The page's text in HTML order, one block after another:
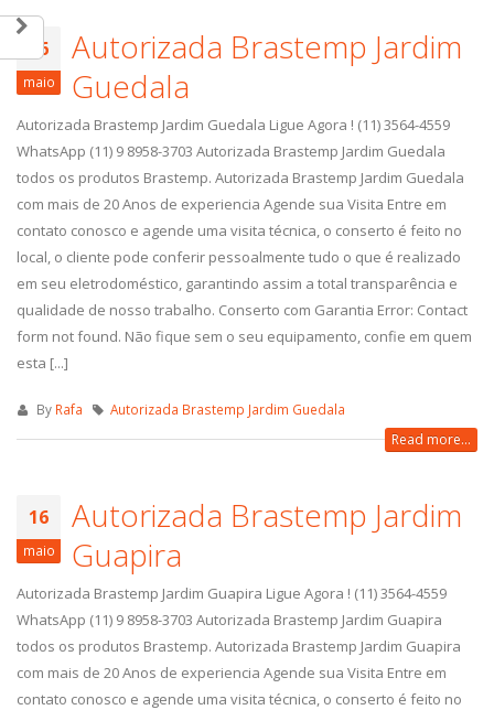
16
maio
Autorizada Brastemp Jardim
Guedala
Autorizada Brastemp Jardim Guedala Ligue Agora ! (11) 3564-4559
WhatsApp (11) 9 8958-3703 Autorizada Brastemp Jardim Guedala
todos os produtos Brastemp. Autorizada Brastemp Jardim Guedala
com mais de 20 Anos de experiencia Agende sua Visita Entre em
contato conosco e agende uma visita técnica, o conserto é feito no
local, o cliente pode conferir pessoalmente tudo o que é realizado
em seu eletrodoméstico, garantindo assim a total transparência e
qualidade de nosso trabalho. Conserto com Garantia Error: Contact
form not found. Não fique sem o seu equipamento, confie em quem
esta [...]
By Rafa Autorizada Brastemp Jardim Guedala
Read more...
16
maio
Autorizada Brastemp Jardim
Guapira
Autorizada Brastemp Jardim Guapira Ligue Agora ! (11) 3564-4559
WhatsApp (11) 9 8958-3703 Autorizada Brastemp Jardim Guapira
todos os produtos Brastemp. Autorizada Brastemp Jardim Guapira
com mais de 20 Anos de experiencia Agende sua Visita Entre em
contato conosco e agende uma visita técnica, o conserto é feito no